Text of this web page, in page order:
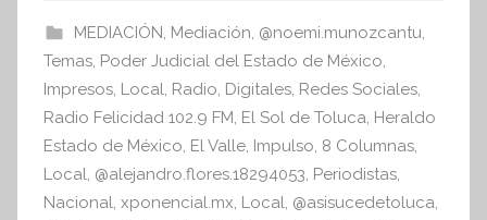
I
n
f
o
r
m
a
b
o
o
k
A
p
p
MEDIACIÓN, Mediación, @noemi.munozcantu,
Temas, Poder Judicial del Estado de México,
Impresos, Local, Radio, Digitales, Redes Sociales,
Radio Felicidad 102.9 FM, El Sol de Toluca, Heraldo
Estado de México, El Valle, Impulso, 8 Columnas,
Local, @alejandro.flores.18294053, Periodistas,
Nacional, xponencial.mx, Local, @asisucedetoluca,